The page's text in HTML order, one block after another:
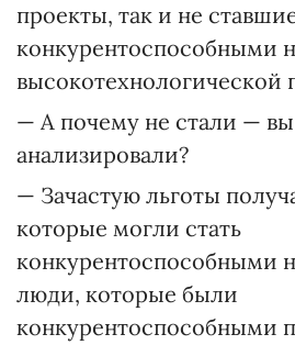
проекты, так и не
конкурентоспособными
высокотехнологической
— А почему не стали —
анализировали?
— Зачастую льготы
которые могли стать
конкурентоспособными
люди, которые были
конкурентоспособными